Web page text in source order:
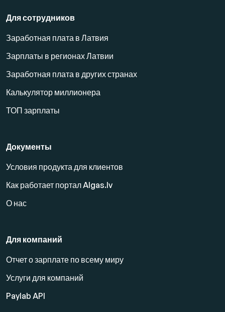
Для сотрудников
Заработная плата в Латвия
Зарплаты в регионах Латвии
Заработная плата в других странах
Калькулятор миллионера
ТОП зарплаты
Документы
Условия продукта для клиентов
Как работает портал Algas.lv
О нас
Для компаний
Отчет о зарплате по всему миру
Услуги для компаний
Paylab API